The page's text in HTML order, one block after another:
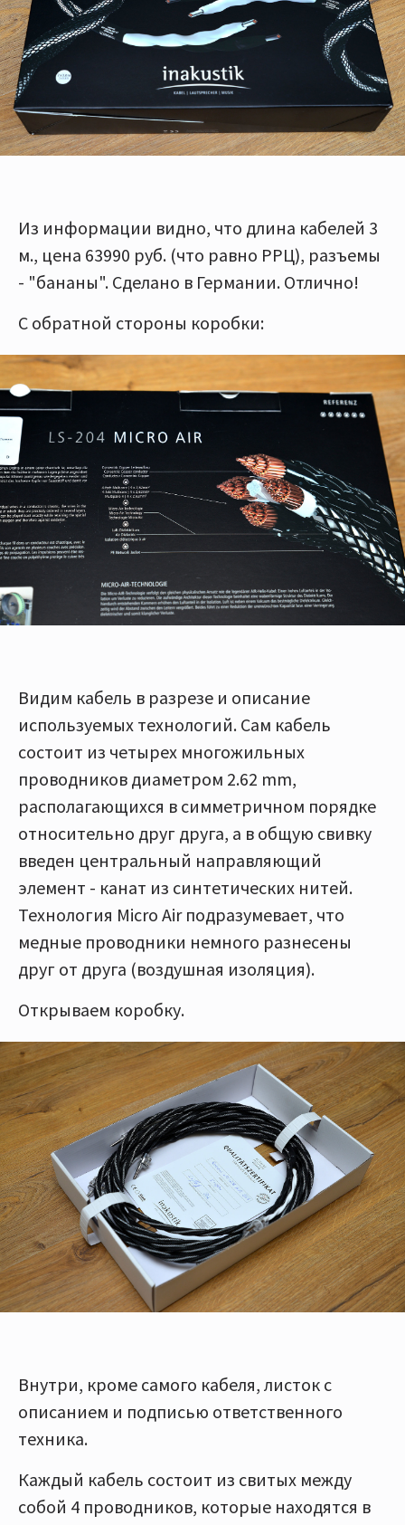
Из информации видно, что длина кабелей 3
м., цена 63990 руб. (что равно РРЦ), разъемы
- "бананы". Сделано в Германии. Отлично!
С обратной стороны коробки:
Видим кабель в разрезе и описание
используемых технологий. Сам кабель
состоит из четырех многожильных
проводников диаметром 2.62 mm,
располагающихся в симметричном порядке
относительно друг друга, а в общую свивку
введен центральный направляющий
элемент - канат из синтетических нитей.
Технология Micro Air подразумевает, что
медные проводники немного разнесены
друг от друга (воздушная изоляция).
Открываем коробку.
Внутри, кроме самого кабеля, листок с
описанием и подписью ответственного
техника.
Каждый кабель состоит из свитых между
собой 4 проводников, которые находятся в